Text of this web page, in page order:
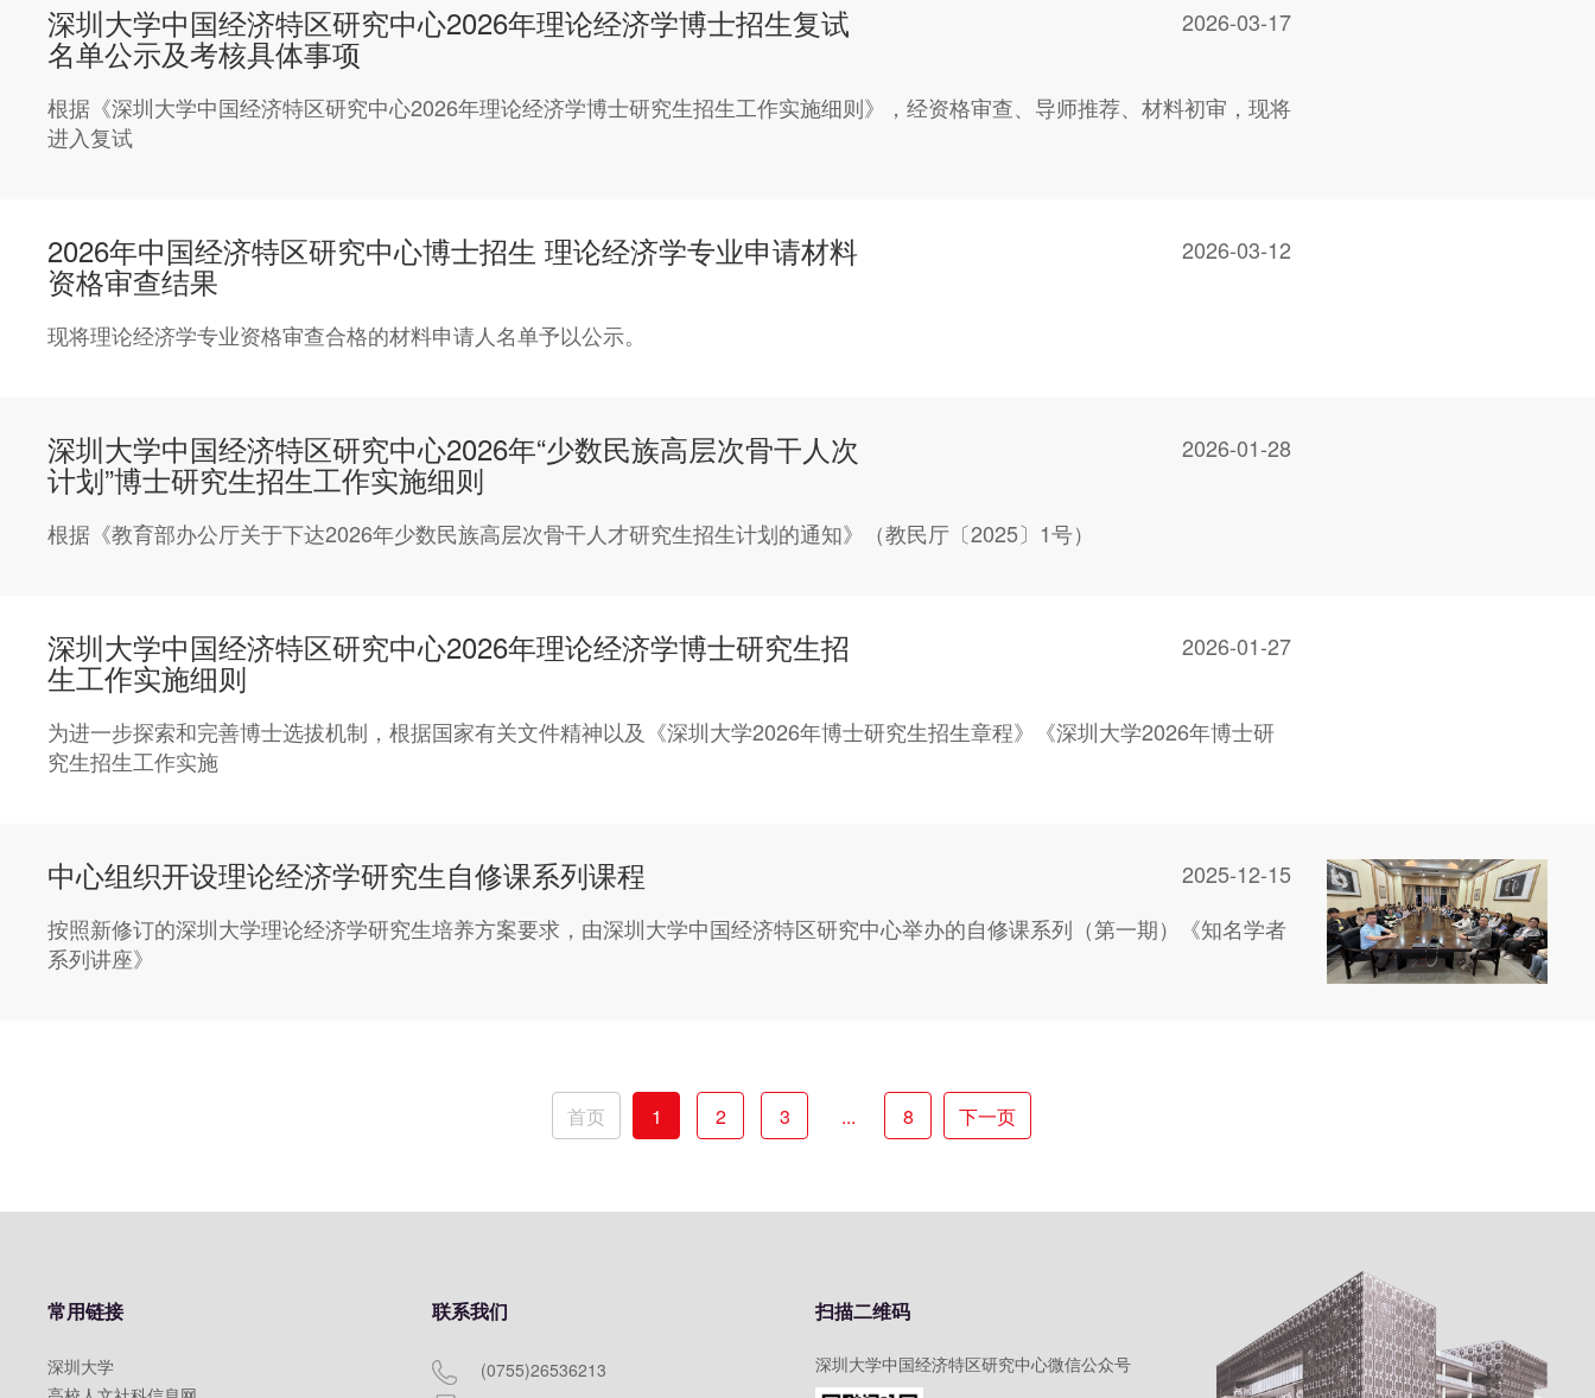
深圳大学中国经济特区研究中心2026年理论经济学博士招生复试
名单公示及考核具体事项
2026-03-17
根据《深圳大学中国经济特区研究中心2026年理论经济学博士研究生招生工作实施细则》，经资格审查、导师推荐、材料初审，现将
进入复试
2026年中国经济特区研究中心博士招生 理论经济学专业申请材料
资格审查结果
2026-03-12
现将理论经济学专业资格审查合格的材料申请人名单予以公示。
深圳大学中国经济特区研究中心2026年“少数民族高层次骨干人次
计划”博士研究生招生工作实施细则
2026-01-28
根据《教育部办公厅关于下达2026年少数民族高层次骨干人才研究生招生计划的通知》（教民厅〔2025〕1号）
深圳大学中国经济特区研究中心2026年理论经济学博士研究生招
生工作实施细则
2026-01-27
为进一步探索和完善博士选拔机制，根据国家有关文件精神以及《深圳大学2026年博士研究生招生章程》《深圳大学2026年博士研
究生招生工作实施
中心组织开设理论经济学研究生自修课系列课程
2025-12-15
按照新修订的深圳大学理论经济学研究生培养方案要求，由深圳大学中国经济特区研究中心举办的自修课系列（第一期）《知名学者
系列讲座》
首页 1 2 3 ... 8 下一页
常用链接
深圳大学
联系我们
(0755)26536213
扫描二维码
深圳大学中国经济特区研究中心微信公众号